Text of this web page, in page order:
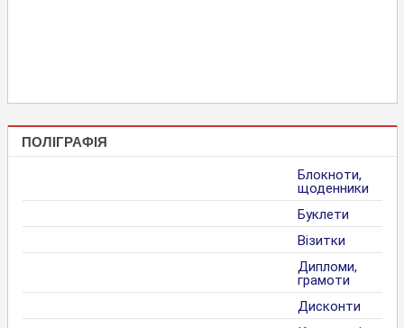
ПОЛІГРАФІЯ
Блокноти,
щоденники
Буклети
Візитки
Дипломи,
грамоти
Дисконти